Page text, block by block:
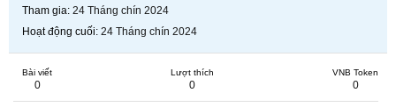
Tham gia 24 Tháng chín 2024
Hoạt động cuối 24 Tháng chín 2024
Bài viết
0
Lượt thích
0
VNB Token
0